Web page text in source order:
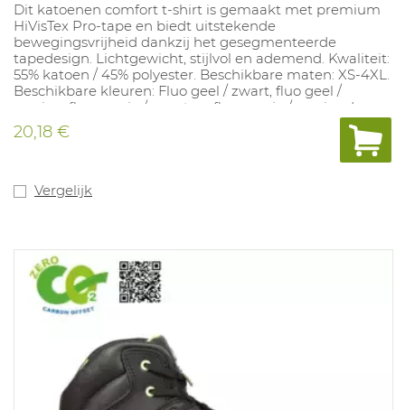
Dit katoenen comfort t-shirt is gemaakt met premium
HiVisTex Pro-tape en biedt uitstekende
bewegingsvrijheid dankzij het gesegmenteerde
tapedesign. Lichtgewicht, stijlvol en ademend. Kwaliteit:
55% katoen / 45% polyester. Beschikbare maten: XS-4XL.
Beschikbare kleuren: Fluo geel / zwart, fluo geel /
marine, fluo oranje / zwart en fluo oranje / marine. In
overeenstemming met: EN ISO 20471 klasse 2.
20,18 €
Vergelijk